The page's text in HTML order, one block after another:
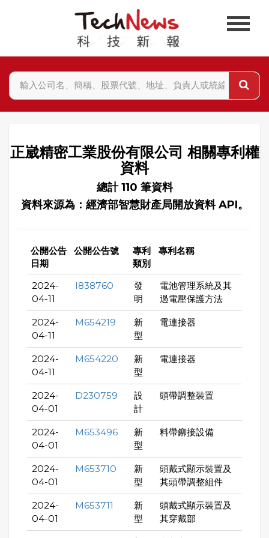
正崴精密工業股份有限公司 相關專利權
資料
總計 110 筆資料
資料來源為：經濟部智慧財產局開放資料 API。
公開公告
日期
公開公告號
專利
類別
專利名稱
2024-
04-11
I838760
發
明
電池管理系統及其
過電壓保護方法
2024-
04-11
M654219
新
型
電連接器
2024-
04-11
M654220
新
型
電連接器
2024-
04-01
D230759
設
計
頭帶調整裝置
2024-
04-01
M653496
新
型
料帶鉚接設備
2024-
04-01
M653710
新
型
頭戴式顯示裝置及
其頭帶調整組件
2024-
04-01
M653711
新
型
頭戴式顯示裝置及
其穿戴部